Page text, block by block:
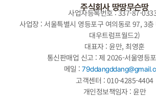
로그인
주식회사 땅땅무슨땅
사업자등록번호 : 337-87-
사업장 : 서울특별시 영등포구 여의동로 97, 3
대우트럼프월드2)
대표자 : 윤만, 최영훈
통신판매업 신고 : 제 2026-서울영등
메일 :
고객센터 : 010-4285-4404
개인정보책임자 : 윤만